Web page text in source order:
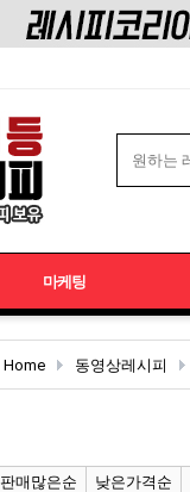
마케팅
Home 동영상레시피
판매많은순 낮은가격순